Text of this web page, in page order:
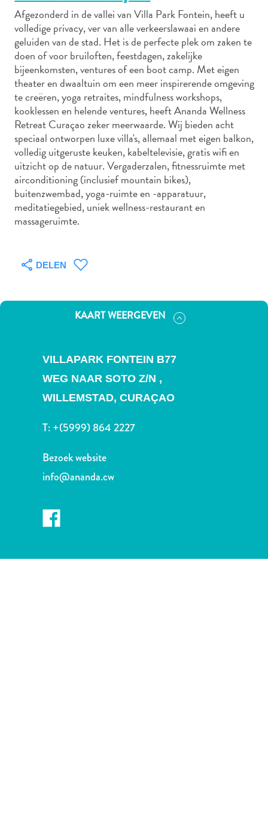
Autoverhuur
Bezienswaardigheden
Diversen
Duik-
en
snorkelplekken
Duikoperators
Eten
en
drinken
Kunst
en
cultuur
Musea
Nachtleven
entertainment
Sauna
Stranden
Winkelgebieden
Afgezonderd in de vallei van Villa Park Fontein, heeft u
volledige privacy, ver van alle verkeerslawaai en andere
geluiden van de stad. Het is de perfecte plek om zaken te
doen of voor bruiloften, feestdagen, zakelijke
bijeenkomsten, ventures of een boot camp. Met eigen
theater en dwaaltuin om een meer inspirerende omgeving
te creëren, yoga retraites, mindfulness workshops,
kooklessen en helende ventures, heeft Ananda Wellness
Retreat Curaçao zeker meerwaarde. Wij bieden acht
speciaal ontworpen luxe villa's, allemaal met eigen balkon,
volledig uitgeruste keuken, kabeltelevisie, gratis wifi en
uitzicht op de natuur. Vergaderzalen, fitnessruimte met
airconditioning (inclusief mountain bikes),
buitenzwembad, yoga-ruimte en -apparatuur,
meditatiegebied, uniek wellness-restaurant en
massageruimte.
DELEN
KAART WEERGEVEN
VILLAPARK FONTEIN B77
WEG NAAR SOTO Z/N ,
WILLEMSTAD, CURAÇAO
T:+(5999) 864 2227
Bezoek website
info@ananda.cw